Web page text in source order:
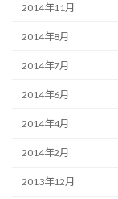
2014年11月
2014年8月
2014年7月
2014年6月
2014年4月
2014年2月
2013年12月